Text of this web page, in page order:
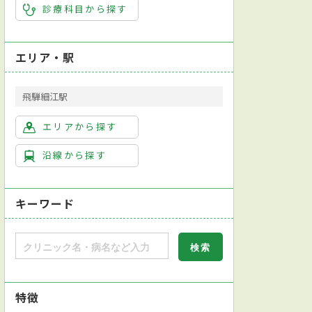
診療科目から探す
エリア・駅
飛騨細江駅
エリアから探す
沿線から探す
キーワード
特徴